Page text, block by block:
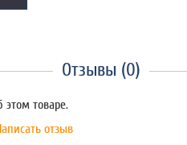
Отзывы (0)
этом товаре.
отзыв